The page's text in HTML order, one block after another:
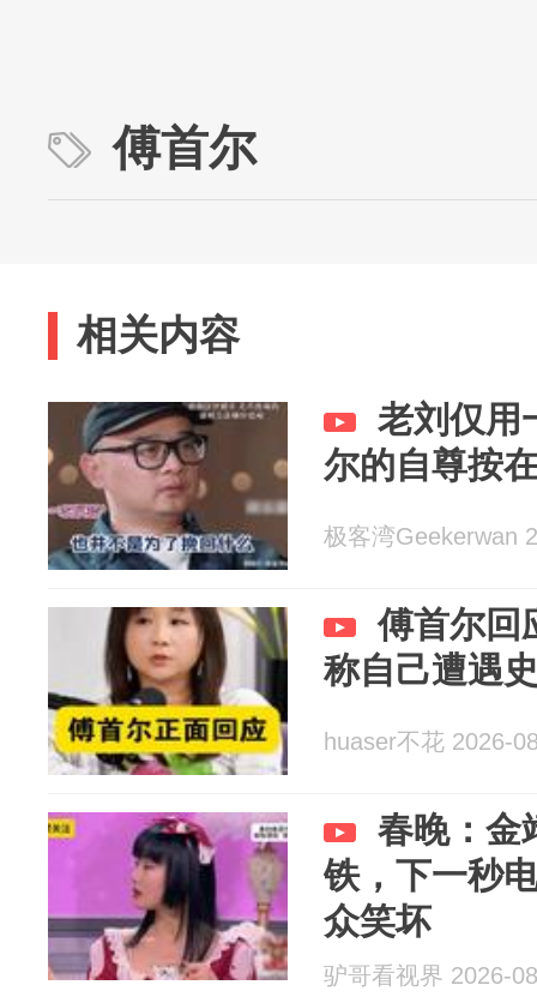
傅首尔
相关内容
老刘仅用
尔的自尊按
极客湾Geekerwan
傅首尔回
称自己遭遇
huaser不花 2026-
春晚：金
铁，下一秒
众笑坏
驴哥看视界 2026-